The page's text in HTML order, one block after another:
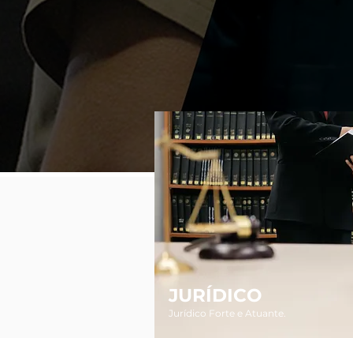
Associe-se!
JURÍDICO
Jurídico Forte e Atuante.